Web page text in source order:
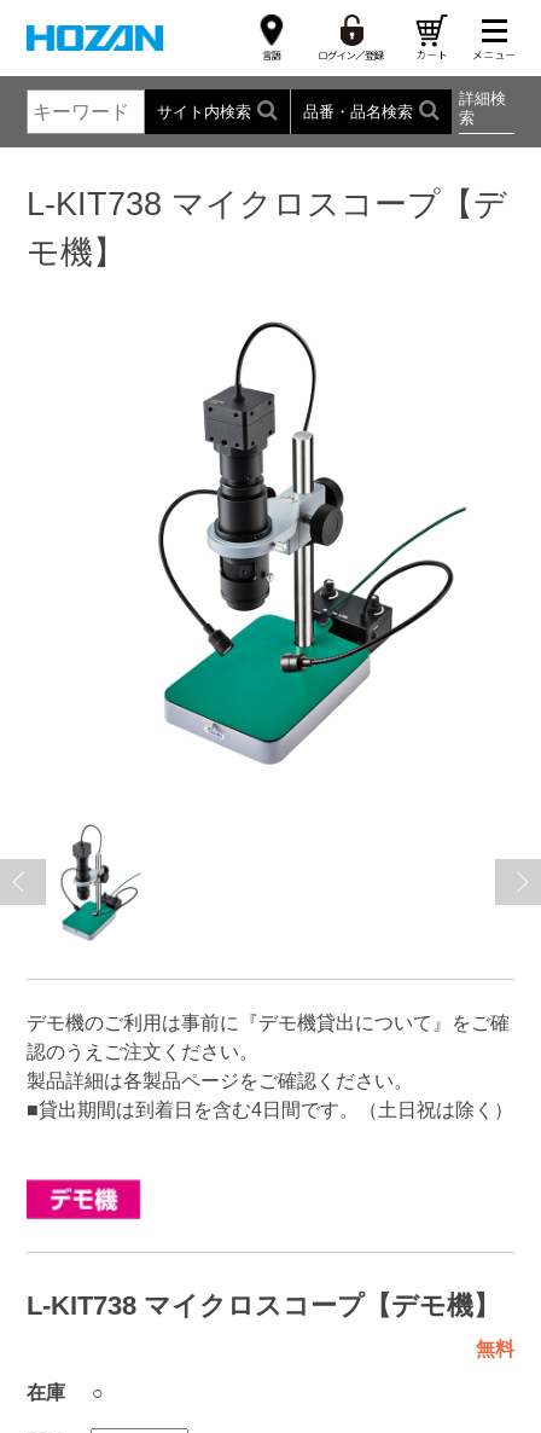
サイト内検索 品番・品名検索
詳細検
索
L-KIT738 マイクロスコープ【デ
モ機】
デモ機のご利用は事前に 『デモ機貸出について』
をご確
認のうえご注文ください。
製品詳細は各製品ページをご確認ください。
■貸出期間は到着日を含む4日間です。（土日祝は除く）
L-KIT738 マイクロスコープ【デモ機】
無料
在庫
○